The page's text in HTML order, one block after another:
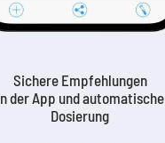
Sichere Empfehlungen
der App und automatische
Dosierung